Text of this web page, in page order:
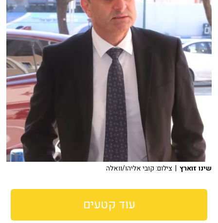
שינו זוארץ | צילום: קובי אליהו/וואלה
עוד קטעים